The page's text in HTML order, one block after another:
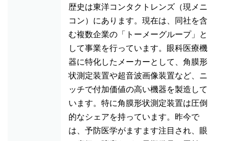
歴史は東洋コンタクトレンズ（現メニ
コン）にあります。現在は、同社を含
む複数企業の「トーメーグループ」と
して事業を行っています。眼科医療機
器に特化したメーカーとして、角膜形
状測定装置や超音波画像装置など、ニ
ッチで付加価値の高い機器を製造して
います。特に角膜形状測定装置は圧倒
的なシェアを持っています。昨今で
は、予防医学がますます注目され、眼